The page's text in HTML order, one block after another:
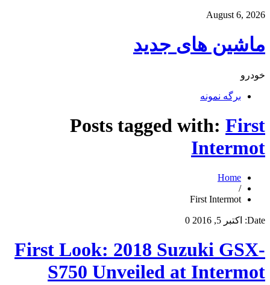
August 6, 2026
ماشین های جدید
خودرو
برگه نمونه
Posts tagged with: First
Intermot
Home
/
First Intermot
Date: اکتبر 5, 2016 0
First Look: 2018 Suzuki GSX-
S750 Unveiled at Intermot